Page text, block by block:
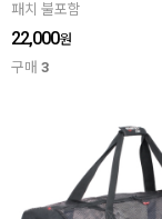
패치 불포함
22,000원
구매 3